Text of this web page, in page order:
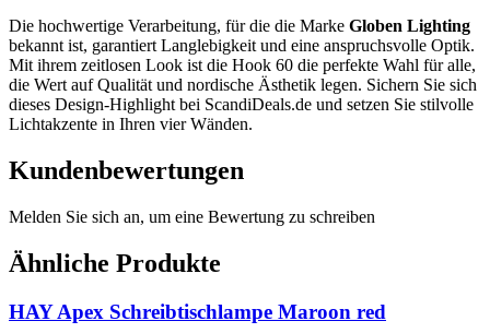
Die hochwertige Verarbeitung, für die die Marke Globen Lighting
bekannt ist, garantiert Langlebigkeit und eine anspruchsvolle Optik.
Mit ihrem zeitlosen Look ist die Hook 60 die perfekte Wahl für alle,
die Wert auf Qualität und nordische Ästhetik legen. Sichern Sie sich
dieses Design-Highlight bei ScandiDeals.de und setzen Sie stilvolle
Lichtakzente in Ihren vier Wänden.
Kundenbewertungen
Melden Sie sich an, um eine Bewertung zu schreiben
Ähnliche Produkte
HAY Apex Schreibtischlampe Maroon red